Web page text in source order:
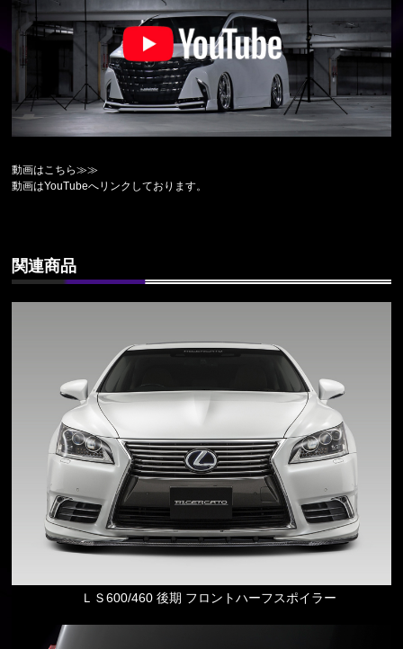
動画はこちら≫≫
動画はYouTubeへリンクしております。
関連商品
ＬＳ600/460 後期 フロントハーフスポイラー